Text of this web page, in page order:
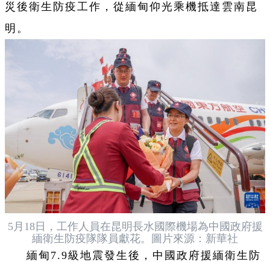
災後衛生防疫工作，從緬甸仰光乘機抵達雲南昆
明。
5月18日，工作人員在昆明長水國際機場為中國政府援
緬衛生防疫隊隊員獻花。圖片來源：新華社
緬甸7.9級地震發生後，中國政府援緬衛生防